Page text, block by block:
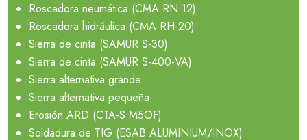
Roscadora neumática (CMA RN 12)
Roscadora hidráulica (CMA RH-20)
Sierra de cinta (SAMUR S-30)
Sierra de cinta (SAMUR S-400-VA)
Sierra alternativa grande
Sierra alternativa pequeña
Erosión ARD (CTA-S M5OF)
Soldadura de TIG (ESAB ALUMINIUM/INOX)